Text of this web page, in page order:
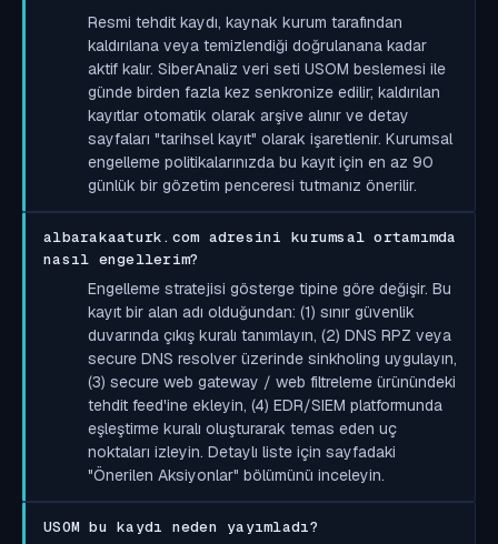
Resmi tehdit kaydı, kaynak kurum tarafından
kaldırılana veya temizlendiği doğrulanana kadar
aktif kalır. SiberAnaliz veri seti USOM beslemesi ile
günde birden fazla kez senkronize edilir; kaldırılan
kayıtlar otomatik olarak arşive alınır ve detay
sayfaları "tarihsel kayıt" olarak işaretlenir. Kurumsal
engelleme politikalarınızda bu kayıt için en az 90
günlük bir gözetim penceresi tutmanız önerilir.
albarakaaturk.com adresini kurumsal ortamımda
nasıl engellerim?
Engelleme stratejisi gösterge tipine göre değişir. Bu
kayıt bir alan adı olduğundan: (1) sınır güvenlik
duvarında çıkış kuralı tanımlayın, (2) DNS RPZ veya
secure DNS resolver üzerinde sinkholing uygulayın,
(3) secure web gateway / web filtreleme ürünündeki
tehdit feed'ine ekleyin, (4) EDR/SIEM platformunda
eşleştirme kuralı oluşturarak temas eden uç
noktaları izleyin. Detaylı liste için sayfadaki
"Önerilen Aksiyonlar" bölümünü inceleyin.
USOM bu kaydı neden yayımladı?